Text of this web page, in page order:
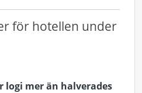
för hotellen under
mer än halverades